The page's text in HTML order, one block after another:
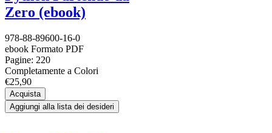
Zero (ebook)
978-88-89600-16-0
ebook Formato PDF
Pagine: 220
Completamente a Colori
€25,90
Acquista
Aggiungi alla lista dei desideri